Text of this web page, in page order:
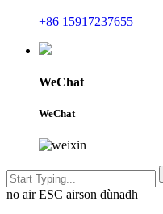
+86 15917237655
WeChat
WeChat
no air ESC airson dùnadh